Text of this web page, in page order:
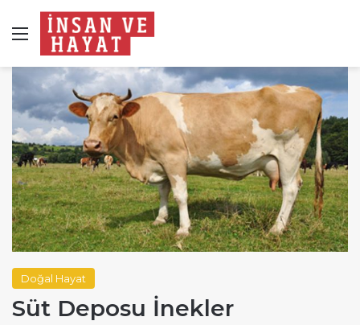
Menü
Doğal Hayat
Süt Deposu İnekler